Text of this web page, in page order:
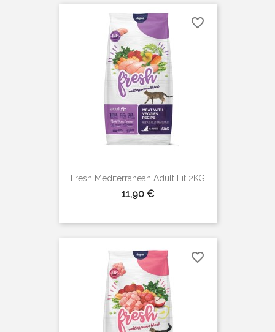
Fresh Mediterranean Adult Fit 2KG
Precio
11,90 €
favorite_border
favorite_border